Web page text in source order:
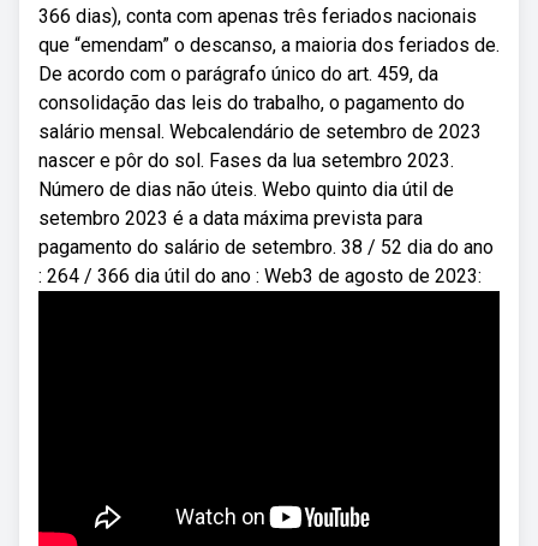
366 dias), conta com apenas três feriados nacionais
que “emendam” o descanso, a maioria dos feriados de.
De acordo com o parágrafo único do art. 459, da
consolidação das leis do trabalho, o pagamento do
salário mensal. Webcalendário de setembro de 2023
nascer e pôr do sol. Fases da lua setembro 2023.
Número de dias não úteis. Webo quinto dia útil de
setembro 2023 é a data máxima prevista para
pagamento do salário de setembro. 38 / 52 dia do ano
: 264 / 366 dia útil do ano : Web3 de agosto de 2023: